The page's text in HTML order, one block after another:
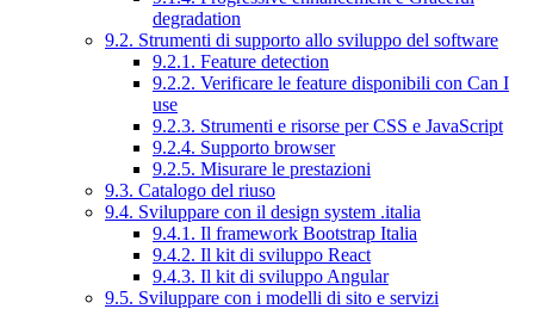
degradation
9.2. Strumenti di supporto allo sviluppo del software
9.2.1. Feature detection
9.2.2. Verificare le feature disponibili con Can I
use
9.2.3. Strumenti e risorse per CSS e JavaScript
9.2.4. Supporto browser
9.2.5. Misurare le prestazioni
9.3. Catalogo del riuso
9.4. Sviluppare con il design system .italia
9.4.1. Il framework Bootstrap Italia
9.4.2. Il kit di sviluppo React
9.4.3. Il kit di sviluppo Angular
9.5. Sviluppare con i modelli di sito e servizi